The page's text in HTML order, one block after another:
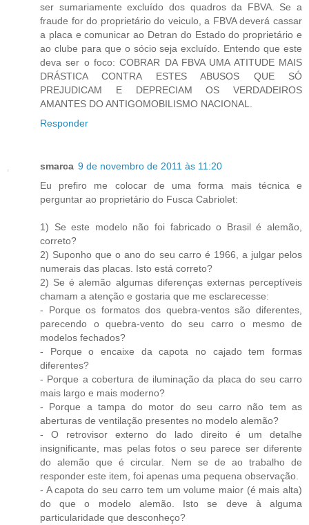
ser sumariamente excluído dos quadros da FBVA. Se a
fraude for do proprietário do veiculo, a FBVA deverá cassar
a placa e comunicar ao Detran do Estado do proprietário e
ao clube para que o sócio seja excluído. Entendo que este
deva ser o foco: COBRAR DA FBVA UMA ATITUDE MAIS
DRÁSTICA CONTRA ESTES ABUSOS QUE SÓ
PREJUDICAM E DEPRECIAM OS VERDADEIROS
AMANTES DO ANTIGOMOBILISMO NACIONAL.
Responder
smarca 9 de novembro de 2011 às 11:20
Eu prefiro me colocar de uma forma mais técnica e
perguntar ao proprietário do Fusca Cabriolet:
1) Se este modelo não foi fabricado o Brasil é alemão,
correto?
2) Suponho que o ano do seu carro é 1966, a julgar pelos
numerais das placas. Isto está correto?
2) Se é alemão algumas diferenças externas perceptíveis
chamam a atenção e gostaria que me esclarecesse:
- Porque os formatos dos quebra-ventos são diferentes,
parecendo o quebra-vento do seu carro o mesmo de
modelos fechados?
- Porque o encaixe da capota no cajado tem formas
diferentes?
- Porque a cobertura de iluminação da placa do seu carro
mais largo e mais moderno?
- Porque a tampa do motor do seu carro não tem as
aberturas de ventilação presentes no modelo alemão?
- O retrovisor externo do lado direito é um detalhe
insignificante, mas pelas fotos o seu parece ser diferente
do alemão que é circular. Nem se de ao trabalho de
responder este item, foi apenas uma pequena observação.
- A capota do seu carro tem um volume maior (é mais alta)
do que o modelo alemão. Isto se deve à alguma
particularidade que desconheço?